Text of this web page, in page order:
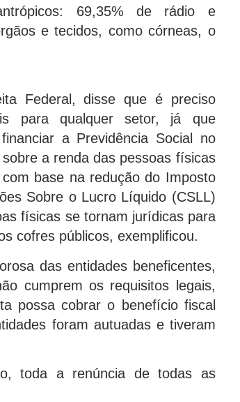
69,35% de rádio e
e tecidos, como córneas, o
Federal, disse que é preciso
para qualquer setor, já que
a Previdência Social no
a renda das pessoas físicas
base na redução do Imposto
Sobre o Lucro Líquido (CSLL)
físicas se tornam jurídicas para
cofres públicos, exemplificou.
das entidades beneficentes,
cumprem os requisitos legais,
possa cobrar o benefício fiscal
foram autuadas e tiveram
toda a renúncia de todas as